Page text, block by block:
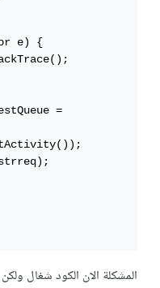
e) {
المشكلة الان الكود شغال